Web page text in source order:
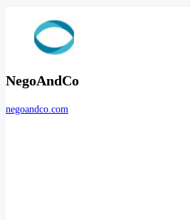
NegoAndCo
negoandco.com